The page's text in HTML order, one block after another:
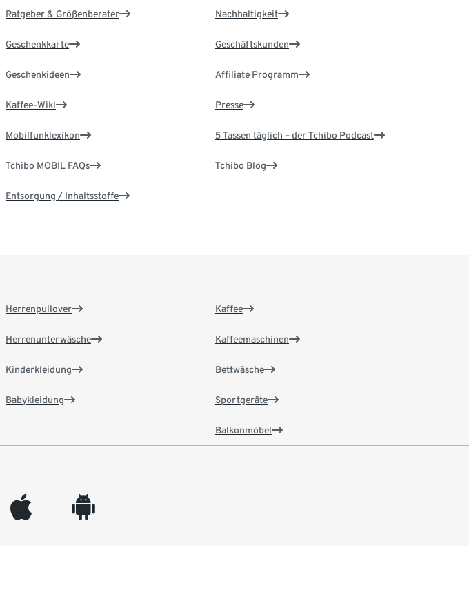
Ratgeber & Größenberater
Geschenkkarte
Geschenkideen
Kaffee-Wiki
Mobilfunklexikon
Tchibo MOBIL FAQs
Entsorgung / Inhaltsstoffe
Nachhaltigkeit
Geschäftskunden
Affiliate Programm
Presse
5 Tassen täglich – der Tchibo Podcast
Tchibo Blog
Herrenpullover
Herrenunterwäsche
Kinderkleidung
Babykleidung
Kaffee
Kaffeemaschinen
Bettwäsche
Sportgeräte
Balkonmöbel
appleinc android